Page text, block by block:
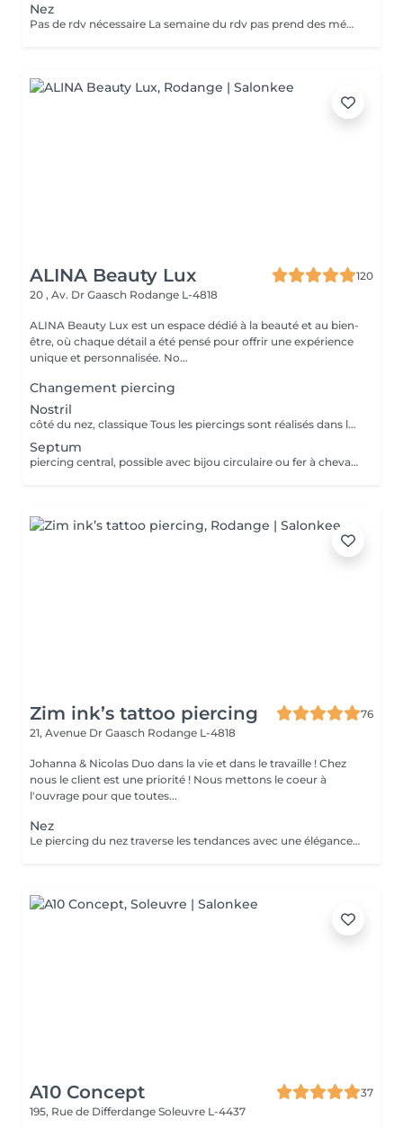
Nez
Pas de rdv nécessaire La semaine du rdv pas prend des médicaments, des anti-inflamatoires, des antibiotiques et de cortisone.
ALINA Beauty Lux
120
20 , Av. Dr Gaasch Rodange L-4818
ALINA Beauty Lux est un espace dédié à la beauté et au bien-
être, où chaque détail a été pensé pour offrir une expérience
unique et personnalisée. No...
Changement piercing
Nostril
côté du nez, classique Tous les piercings sont réalisés dans le respect strict des normes d'hygiène, de sécurité et de la législation luxembourgeoise. Le matériel est stérilisé en autoclave, les gants et instruments sont à usage unique, et les bijoux utilisés sont en titane chirurgical hypoallergénique, conforme aux normes européennes. Chaque prestation comprend : *la désinfection complète de la zone, *la pose professionnelle, *les conseils personnalisés de soins et cicatrisation. Âge minimum Règlement au Luxembourg : Le piercing est autorisé à partir de 16 ans. Entre 16 et 18 ans, le client doit être accompagné d'un parent ou tuteur légal pour signer une autorisation écrite avant la séance. Aucun piercing n'est effectué en dessous de 16 ans, sans exception. Avant la séance : Ne pas consommer d'alcool, de caféine ni de médicaments fluidifiant le sang (aspirine, ibuprofène, etc.) pendant 24 h. Avoir bien mangé et dormi avant la séance. La peau doit être propre, sans maquillage ni crème. Après la séance : Ne pas toucher le piercing avec les mains sales. Nettoyer la zone 2 fois par jour avec une solution saline stérile. Éviter piscine, sauna, mer, maquillage ou parfum pendant 10 à 15 jours. Ne jamais tourner ni retirer le bijou avant la cicatrisation complète. Contre-indications : Grossesse, allaitement, diabète non stabilisé. Maladies de la peau ou infections locales. Traitements anticoagulants, immunosuppresseurs ou antibiotiques en cours. Allergies connues aux métaux.
Septum
piercing central, possible avec bijou circulaire ou fer à cheval. Tous les piercings sont réalisés dans le respect strict des normes d'hygiène, de sécurité et de la législation luxembourgeoise. Le matériel est stérilisé en autoclave, les gants et instruments sont à usage unique, et les bijoux utilisés sont en titane chirurgical hypoallergénique, conforme aux normes européennes. Chaque prestation comprend : *la désinfection complète de la zone, *la pose professionnelle, *les conseils personnalisés de soins et cicatrisation. Âge minimum Règlement au Luxembourg : Le piercing est autorisé à partir de 16 ans. Entre 16 et 18 ans, le client doit être accompagné d'un parent ou tuteur légal pour signer une autorisation écrite avant la séance. Aucun piercing n'est effectué en dessous de 16 ans, sans exception. Avant la séance : Ne pas consommer d'alcool, de caféine ni de médicaments fluidifiant le sang (aspirine, ibuprofène, etc.) pendant 24 h. Avoir bien mangé et dormi avant la séance. La peau doit être propre, sans maquillage ni crème. Après la séance : Ne pas toucher le piercing avec les mains sales. Nettoyer la zone 2 fois par jour avec une solution saline stérile. Éviter piscine, sauna, mer, maquillage ou parfum pendant 10 à 15 jours. Ne jamais tourner ni retirer le bijou avant la cicatrisation complète. Contre-indications : Grossesse, allaitement, diabète non stabilisé. Maladies de la peau ou infections locales. Traitements anticoagulants, immunosuppresseurs ou antibiotiques en cours. Allergies connues aux métaux.
Zim ink’s tattoo piercing
76
21, Avenue Dr Gaasch Rodange L-4818
Johanna & Nicolas Duo dans la vie et dans le travaille ! Chez
nous le client est une priorité ! Nous mettons le coeur à
l'ouvrage pour que toutes...
Nez
Le piercing du nez traverse les tendances avec une élégance intemporelle. Discret ou plus audacieux selon le bijou choisi, il met naturellement les traits du visage en valeur. Conseils personnalisés et suivi de cicatrisation Inclus : Bijou de première pose en titane ASTM F-136 + 5€ pour changer la couleur de ton bijou grâce à l'anodisation. Les bijoux de la vitrine sont disponibles en première pause, le prix du bijou est à ajouter à la prestation. Pour toutes demandes d'informations, merci de me contacter. Tout les mineurs doivent être accompagnés d'un tuteur légal ( parents ! ), des justificatifs d'identités seront demandés.
A10 Concept
37
195, Rue de Differdange Soleuvre L-4437